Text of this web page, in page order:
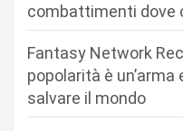
combattimenti dove
Fantasy Network
popolarità è un’arma
salvare il mondo